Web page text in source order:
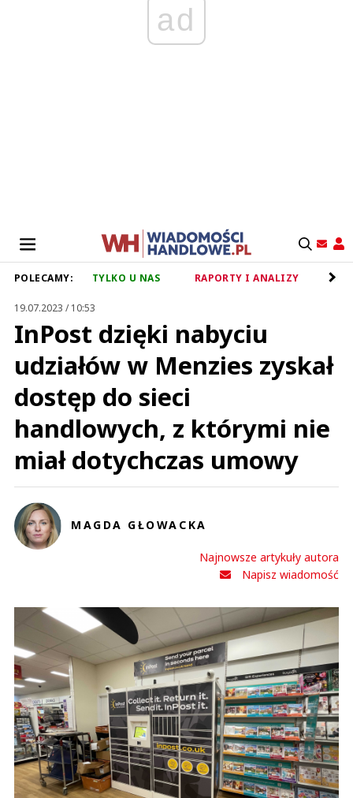
ad
POLECAMY: TYLKO U NAS RAPORTY I ANALIZY
19.07.2023 / 10:53
InPost dzięki nabyciu
udziałów w Menzies zyskał
dostęp do sieci
handlowych, z którymi nie
miał dotychczas umowy
MAGDA GŁOWACKA
Najnowsze artykuły autora
Napisz wiadomość